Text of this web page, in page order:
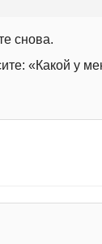
снова.
«Какой у